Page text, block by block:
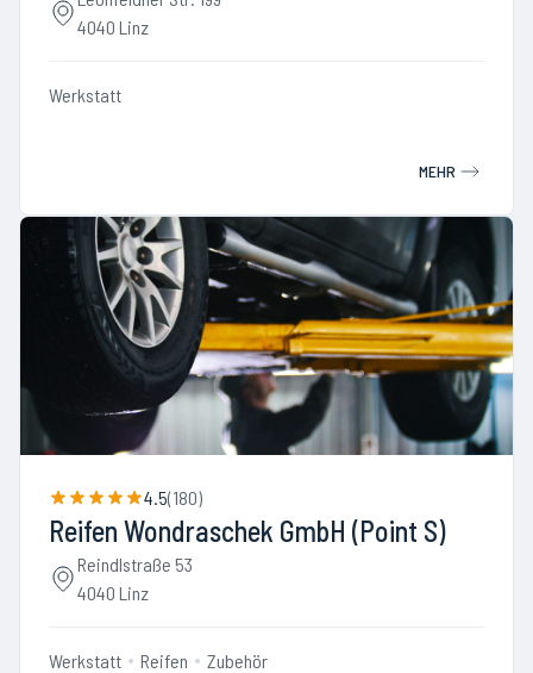
4040 Linz
Werkstatt
MEHR
4.5(180)
Reifen Wondraschek GmbH (Point S)
Reindlstraße 53
4040 Linz
Werkstatt Reifen Zubehör